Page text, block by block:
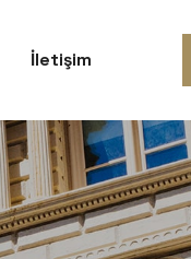
İletişim